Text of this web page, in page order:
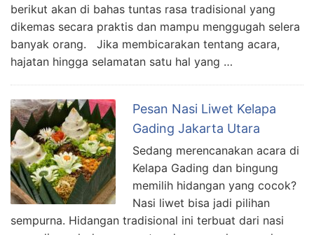
berikut akan di bahas tuntas rasa tradisional yang
dikemas secara praktis dan mampu menggugah selera
banyak orang. Jika membicarakan tentang acara,
hajatan hingga selamatan satu hal yang …
Pesan Nasi Liwet Kelapa
Gading Jakarta Utara
Sedang merencanakan acara di
Kelapa Gading dan bingung
memilih hidangan yang cocok?
Nasi liwet bisa jadi pilihan
sempurna. Hidangan tradisional ini terbuat dari nasi